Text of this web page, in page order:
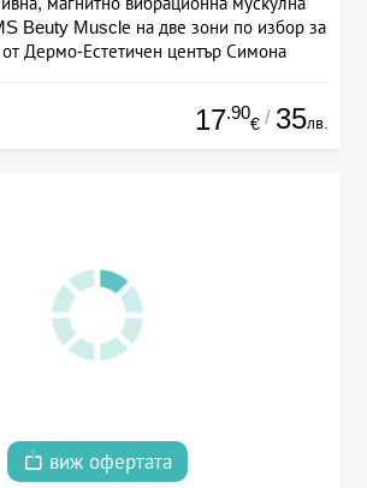
Beuty Musclе на две зони по избор за
Дермо-Естетичен център Симона
17.90
€ / 35лв.
виж офертата